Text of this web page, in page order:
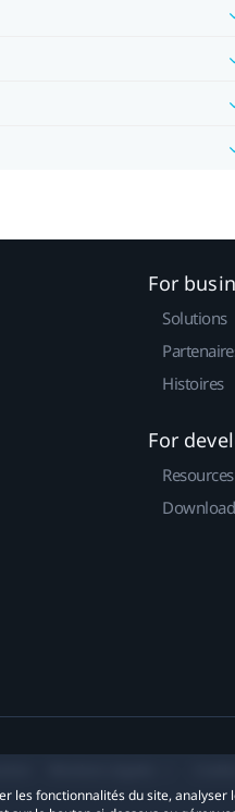
les fonctionnalités du site,
For
Solutions
Histoires
For
Resources